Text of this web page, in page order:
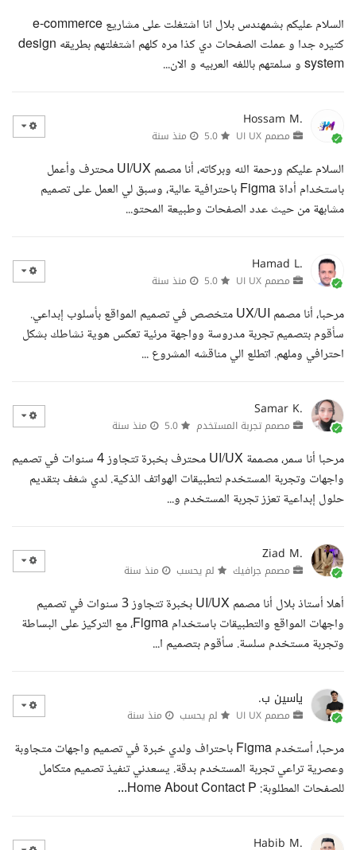
السلام عليكم بشمهندس بلال انا اشتغلت على مشاريع e-commerce
كتيره جدا و عملت الصفحات دي كذا مره كلهم اشتغلتهم بطريقه design
system و سلمتهم باللغه العربيه و الان...
Hossam M.
مصمم UI UX منذ سنة
السلام عليكم ورحمة الله وبركاته، أنا مصمم UI/UX محترف وأعمل
باستخدام أداة Figma باحترافية عالية، وسبق لي العمل على تصميم
مشابهة من حيث عدد الصفحات وطبيعة المحتو...
Hamad L.
مصمم UI UX منذ سنة
مرحبا، أنا مصمم UX/UI متخصص في تصميم المواقع بأسلوب إبداعي.
سأقوم بتصميم تجربة مدروسة وواجهة مرئية تعكس هوية نشاطك بشكل
احترافي وملهم. اتطلع الي مناقشه المشروع ...
Samar K.
مصمم تجربة المستخدم منذ سنة
مرحبا أنا سمر، مصممة UI/UX محترف بخبرة تتجاوز 4 سنوات في تصميم
واجهات وتجربة المستخدم لتطبيقات الهواتف الذكية. لدي شغف بتقديم
حلول إبداعية تعزز تجربة المستخدم و...
Ziad M.
مصمم جرافيك لم يحسب منذ سنة
أهلا أستاذ بلال أنا مصمم UI/UX بخبرة تتجاوز 3 سنوات في تصميم
واجهات المواقع والتطبيقات باستخدام Figma، مع التركيز على البساطة
وتجربة مستخدم سلسة. سأقوم بتصميم ا...
ياسين ب.
مصمم UI UX لم يحسب منذ سنة
مرحبا، أستخدم Figma باحتراف ولدي خبرة في تصميم واجهات متجاوبة
وعصرية تراعي تجربة المستخدم بدقة. يسعدني تنفيذ تصميم متكامل
للصفحات المطلوبة: Home About Contact P...
Habib M.